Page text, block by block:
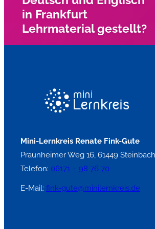
in Frankfurt
Lehrmaterial gestellt?
Arbeitsblätter und Materialien für LRS
Mini-Lernkreis Renate Fink-Gute
Praunheimer Weg 16, 61449
Telefon: 06171 – 98 76 70
E-Mail: fink-gute@minilernkreis.de